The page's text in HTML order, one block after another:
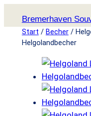
Inhalt
springen
Bremerhaven
Start / Becher/
Helgolandbecher